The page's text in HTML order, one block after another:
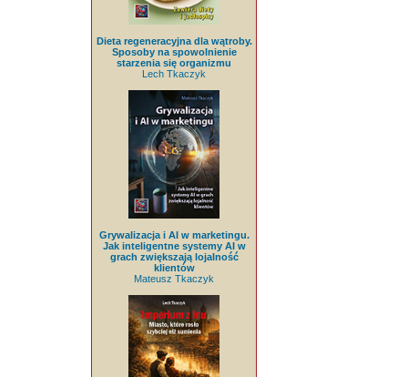
Dieta regeneracyjna dla wątroby.
Sposoby na spowolnienie
starzenia się organizmu
Lech Tkaczyk
Grywalizacja i AI w marketingu.
Jak inteligentne systemy AI w
grach zwiększają lojalność
klientów
Mateusz Tkaczyk